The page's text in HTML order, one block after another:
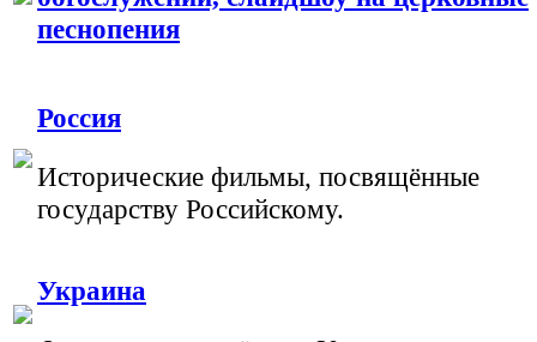
песнопения
Россия
Исторические фильмы, посвящённые
государству Российскому.
Украина